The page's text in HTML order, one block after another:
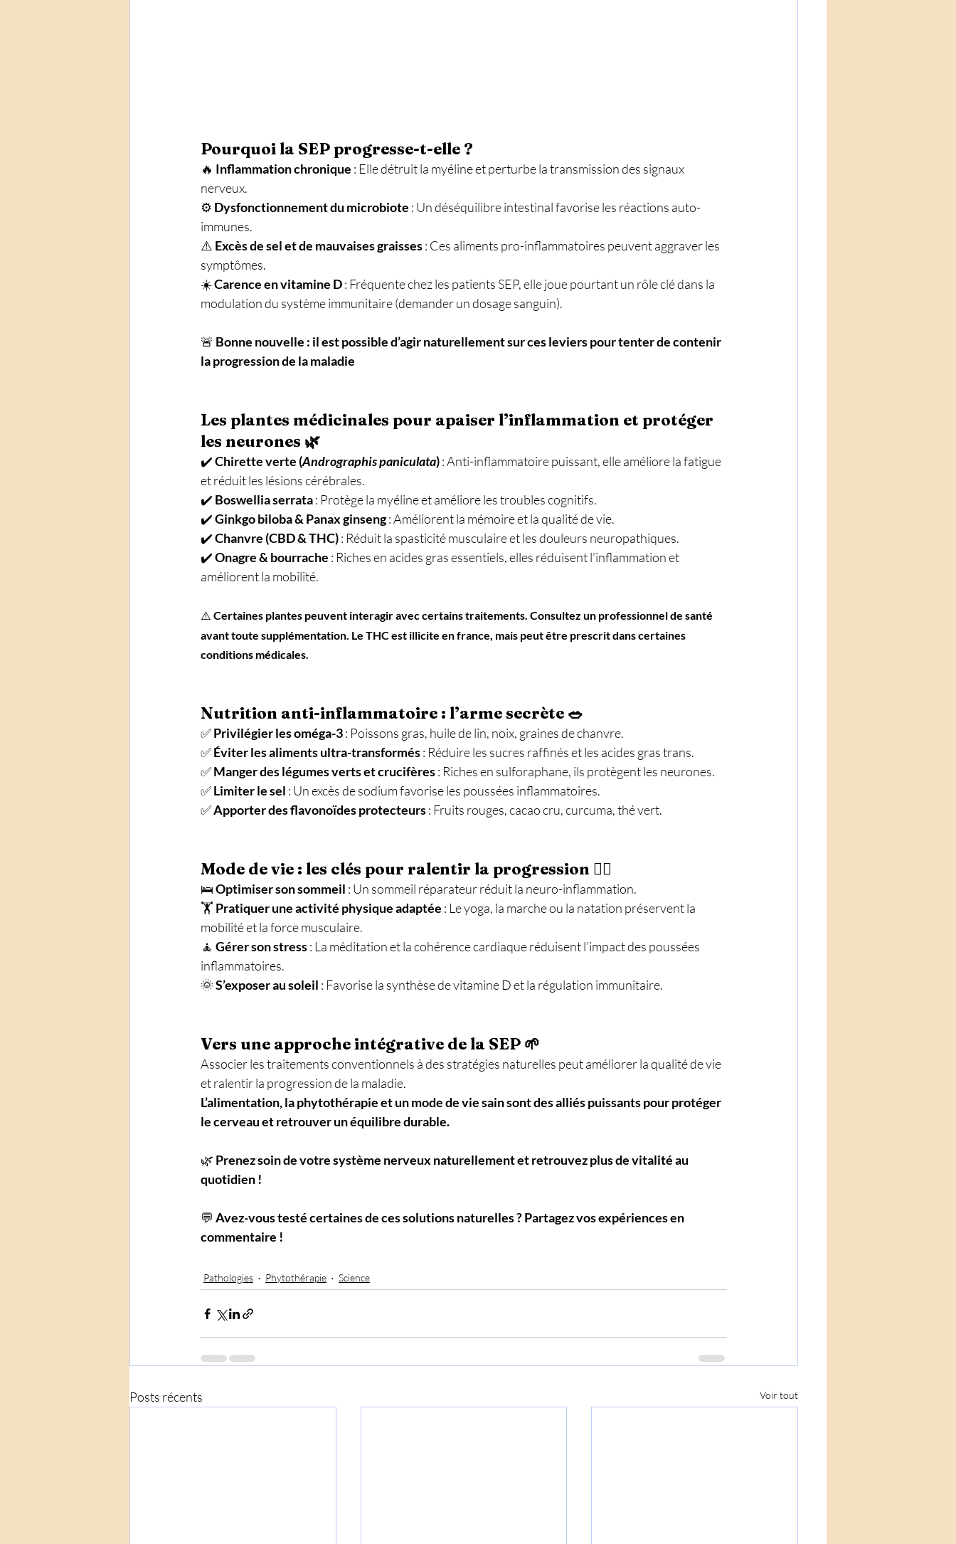
Pourquoi la SEP progresse-t-elle ?
🔥 Inflammation chronique : Elle détruit la myéline et perturbe la transmission des signaux
nerveux.
⚙️ Dysfonctionnement du microbiote : Un déséquilibre intestinal favorise les réactions auto-
immunes.
⚠️ Excès de sel et de mauvaises graisses : Ces aliments pro-inflammatoires peuvent aggraver les
symptômes.
☀️ Carence en vitamine D : Fréquente chez les patients SEP, elle joue pourtant un rôle clé dans la
modulation du système immunitaire (demander un dosage sanguin).
🚨 Bonne nouvelle : il est possible d’agir naturellement sur ces leviers pour tenter de contenir
la progression de la maladie
Les plantes médicinales pour apaiser l’inflammation et protéger
les neurones 🌿
✔️ Chirette verte (Andrographis paniculata) : Anti-inflammatoire puissant, elle améliore la fatigue
et réduit les lésions cérébrales.
✔️ Boswellia serrata : Protège la myéline et améliore les troubles cognitifs.
✔️ Ginkgo biloba & Panax ginseng : Améliorent la mémoire et la qualité de vie.
✔️ Chanvre (CBD & THC) : Réduit la spasticité musculaire et les douleurs neuropathiques.
✔️ Onagre & bourrache : Riches en acides gras essentiels, elles réduisent l’inflammation et
améliorent la mobilité.
⚠️ Certaines plantes peuvent interagir avec certains traitements. Consultez un professionnel de santé
avant toute supplémentation. Le THC est illicite en france, mais peut être prescrit dans certaines
conditions médicales.
Nutrition anti-inflammatoire : l’arme secrète 🥗
✅ Privilégier les oméga-3 : Poissons gras, huile de lin, noix, graines de chanvre.
✅ Éviter les aliments ultra-transformés : Réduire les sucres raffinés et les acides gras trans.
✅ Manger des légumes verts et crucifères : Riches en sulforaphane, ils protègent les neurones.
✅ Limiter le sel : Un excès de sodium favorise les poussées inflammatoires.
✅ Apporter des flavonoïdes protecteurs : Fruits rouges, cacao cru, curcuma, thé vert.
Mode de vie : les clés pour ralentir la progression 🏃‍♂️
🛌 Optimiser son sommeil : Un sommeil réparateur réduit la neuro-inflammation.
🏋️ Pratiquer une activité physique adaptée : Le yoga, la marche ou la natation préservent la
mobilité et la force musculaire.
🧘 Gérer son stress : La méditation et la cohérence cardiaque réduisent l’impact des poussées
inflammatoires.
🌞 S’exposer au soleil : Favorise la synthèse de vitamine D et la régulation immunitaire.
Vers une approche intégrative de la SEP 🌱
Associer les traitements conventionnels à des stratégies naturelles peut améliorer la qualité de vie
et ralentir la progression de la maladie.
L’alimentation, la phytothérapie et un mode de vie sain sont des alliés puissants pour protéger
le cerveau et retrouver un équilibre durable.
🌿 Prenez soin de votre système nerveux naturellement et retrouvez plus de vitalité au
quotidien !
💬 Avez-vous testé certaines de ces solutions naturelles ? Partagez vos expériences en
commentaire !
Pathologies Phytothérapie Science
Posts récents Voir tout